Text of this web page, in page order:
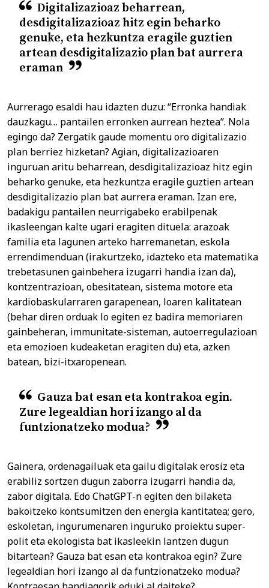
Digitalizazioaz beharrean,
desdigitalizazioaz hitz egin beharko
genuke, eta hezkuntza eragile guztien
artean desdigitalizazio plan bat aurrera
eraman
Aurrerago esaldi hau idazten duzu: “Erronka handiak
dauzkagu… pantailen erronken aurrean heztea”. Nola
egingo da? Zergatik gaude momentu oro digitalizazio
plan berriez hizketan? Agian, digitalizazioaren
inguruan aritu beharrean, desdigitalizazioaz hitz egin
beharko genuke, eta hezkuntza eragile guztien artean
desdigitalizazio plan bat aurrera eraman. Izan ere,
badakigu pantailen neurrigabeko erabilpenak
ikasleengan kalte ugari eragiten dituela: arazoak
familia eta lagunen arteko harremanetan, eskola
errendimenduan (irakurtzeko, idazteko eta matematika
trebetasunen gainbehera izugarri handia izan da),
kontzentrazioan, obesitatean, sistema motore eta
kardiobaskularraren garapenean, loaren kalitatean
(behar diren orduak lo egiten ez badira memoriaren
gainbeheran, immunitate-sisteman, autoerregulazioan
eta emozioen kudeaketan eragiten du) eta, azken
batean, bizi-itxaropenean.
Gauza bat esan eta kontrakoa egin.
Zure legealdian hori izango al da
funtzionatzeko modua?
Gainera, ordenagailuak eta gailu digitalak erosiz eta
erabiliz sortzen dugun zaborra izugarri handia da,
zabor digitala. Edo ChatGPT-n egiten den bilaketa
bakoitzeko kontsumitzen den energia kantitatea; gero,
eskoletan, ingurumenaren inguruko proiektu super-
polit eta ekologista bat ikasleekin lantzen dugun
bitartean? Gauza bat esan eta kontrakoa egin? Zure
legealdian hori izango al da funtzionatzeko modua?